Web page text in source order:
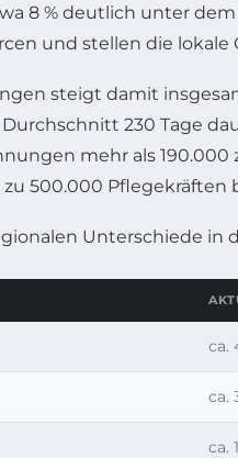
8 % deutlich unter
und stellen die
steigt damit
230 Tage
mehr als
500.000 Pflegekräften
Unterschiede
ca.
ca.
ca.